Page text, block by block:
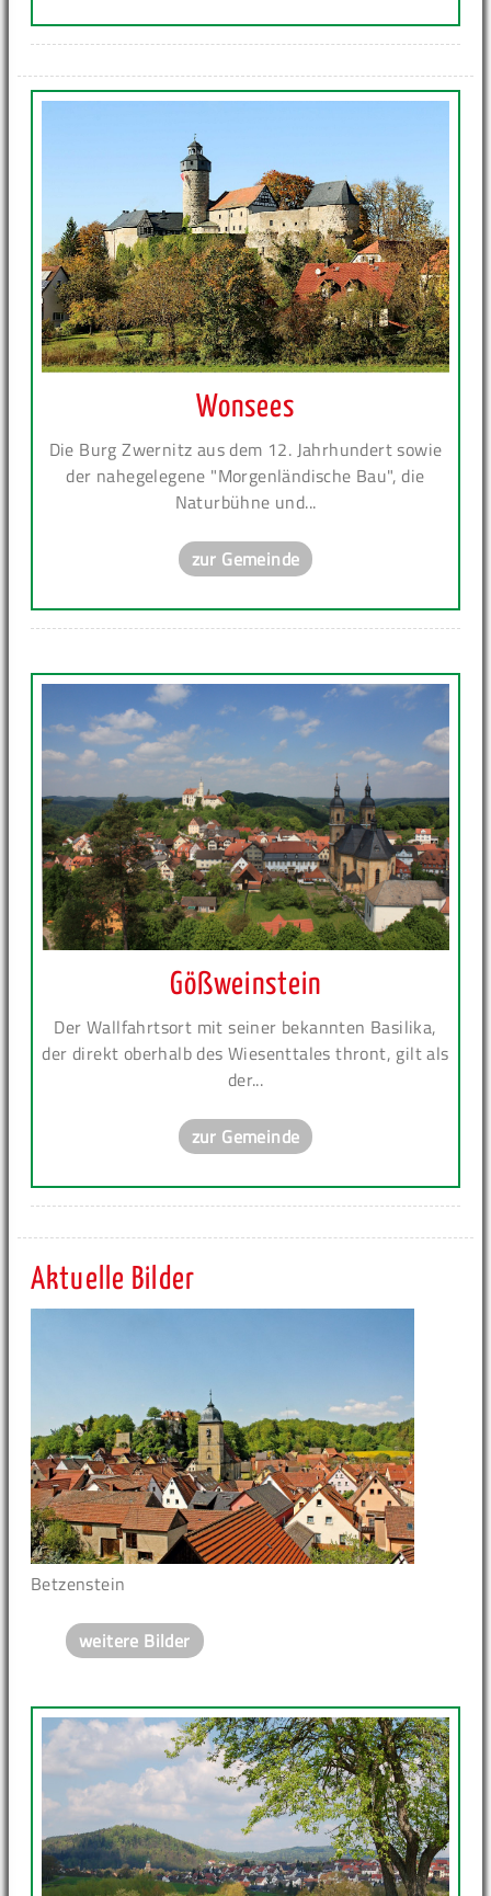
Wonsees
Die Burg Zwernitz aus dem 12. Jahrhundert sowie
der nahegelegene "Morgenländische Bau", die
Naturbühne und...
zur Gemeinde
Gößweinstein
Der Wallfahrtsort mit seiner bekannten Basilika,
der direkt oberhalb des Wiesenttales thront, gilt als
der...
zur Gemeinde
Aktuelle Bilder
Betzenstein
weitere Bilder